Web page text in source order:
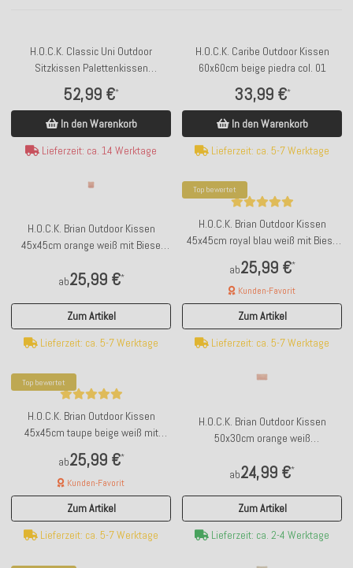
H.O.C.K. Classic Uni Outdoor
Sitzkissen Palettenkissen
hellgrau col. 101
52,99 €*
In den Warenkorb
Lieferzeit: ca. 14 Werktage
H.O.C.K. Caribe Outdoor Kissen
60x60cm beige piedra col. 01
33,99 €*
In den Warenkorb
Lieferzeit: ca. 5-7 Werktage
H.O.C.K. Brian Outdoor Kissen
45x45cm orange weiß mit Biese
ab25,99 €*
Zum Artikel
Lieferzeit: ca. 5-7 Werktage
Top bewertet
H.O.C.K. Brian Outdoor Kissen
45x45cm royal blau weiß mit Biese
ab25,99 €*
Kunden-Favorit
Zum Artikel
Lieferzeit: ca. 5-7 Werktage
Top bewertet
H.O.C.K. Brian Outdoor Kissen
45x45cm taupe beige weiß mit
ab25,99 €*
Kunden-Favorit
Zum Artikel
Lieferzeit: ca. 5-7 Werktage
H.O.C.K. Brian Outdoor Kissen
50x30cm orange weiß
ab24,99 €*
Zum Artikel
Lieferzeit: ca. 2-4 Werktage